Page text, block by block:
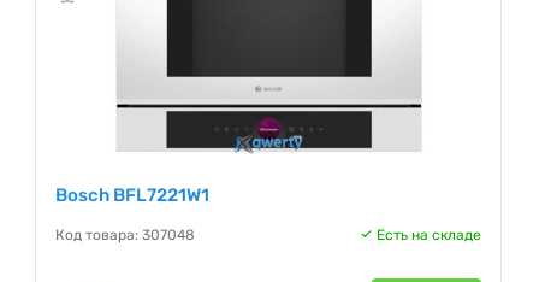
Bosch BFL7221W1
Код товара: 307048 Есть на складе